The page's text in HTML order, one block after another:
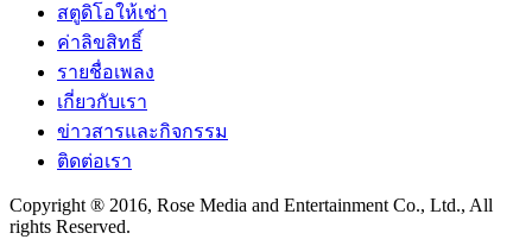
สตูดิโอให้เช่า
ค่าลิขสิทธิ์
รายชื่อเพลง
เกี่ยวกับเรา
ข่าวสารและกิจกรรม
ติดต่อเรา
Copyright ® 2016, Rose Media and Entertainment Co., Ltd., All
rights Reserved.